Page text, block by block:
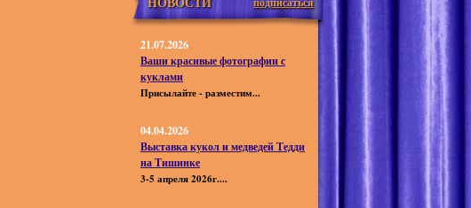
21.07.2026
Ваши красивые фотографии с
куклами
Присылайте - разместим...
04.04.2026
Выставка кукол и медведей Тедди
на Тишинке
3-5 апреля 2026г....